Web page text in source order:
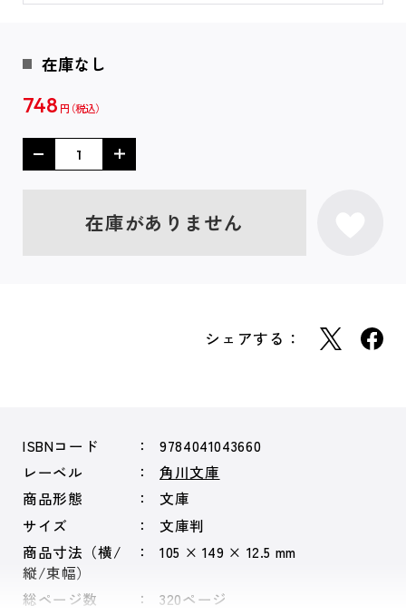
在庫なし
748 円
在庫がありません
シェアする：
ISBNコード
9784041043660
レーベル
角川文庫
商品形態
文庫
サイズ
文庫判
商品寸法（横/
縦/束幅）
105 × 149 × 12.5 mm
総ページ数 320ページ